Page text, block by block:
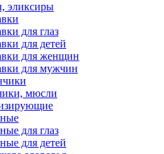
эликсиры
для глаз
для детей
для женщин
для мужчин
мюсли
для глаз
для детей